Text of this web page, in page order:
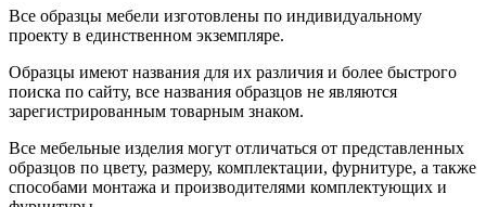
Все образцы мебели изготовлены по индивидуальному
проекту в единственном экземпляре.
Образцы имеют названия для их различия и более быстрого
поиска по сайту, все названия образцов не являются
зарегистрированным товарным знаком.
Все мебельные изделия могут отличаться от представленных
образцов по цвету, размеру, комплектации, фурнитуре, а также
способами монтажа и производителями комплектующих и